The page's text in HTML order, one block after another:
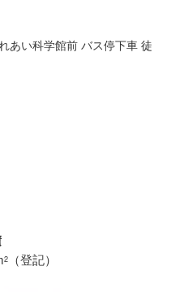
あい科学館前 バス停下車 徒
2 （登記）